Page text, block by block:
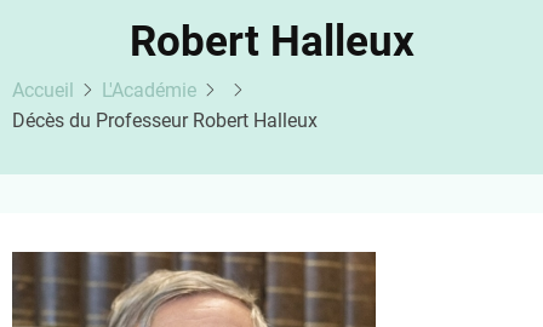
Robert Halleux
Accueil
L'Académie
Décès du Professeur Robert Halleux